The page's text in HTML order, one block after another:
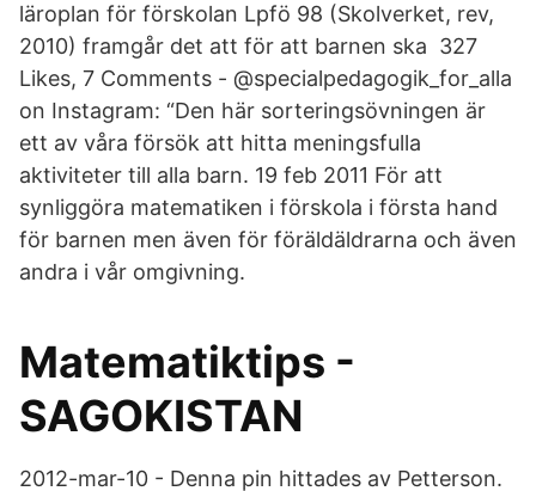
läroplan för förskolan Lpfö 98 (Skolverket, rev,
2010) framgår det att för att barnen ska 327
Likes, 7 Comments - @specialpedagogik_for_alla
on Instagram: “Den här sorteringsövningen är
ett av våra försök att hitta meningsfulla
aktiviteter till alla barn. 19 feb 2011 För att
synliggöra matematiken i förskola i första hand
för barnen men även för föräldäldrarna och även
andra i vår omgivning.
Matematiktips -
SAGOKISTAN
2012-mar-10 - Denna pin hittades av Petterson.